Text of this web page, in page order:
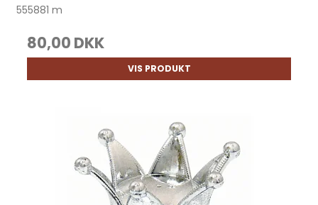
555881 m
80,00 DKK
VIS PRODUKT